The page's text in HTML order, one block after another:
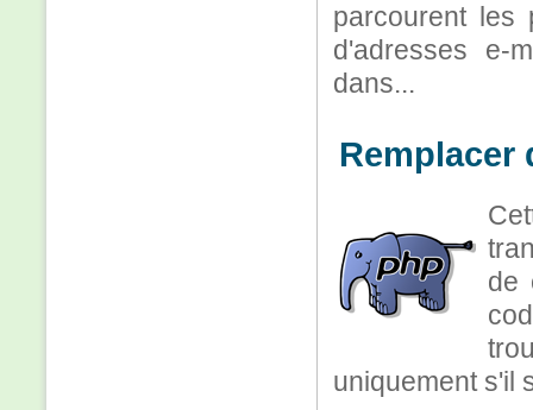
parcourent les
d'adresses e-
dans...
Remplacer
de
uniquement s'il